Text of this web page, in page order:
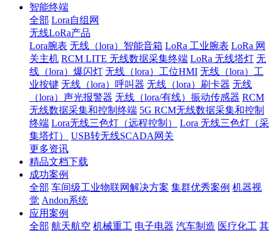
智能终端
全部 Lora自组网
无线LoRa产品
Lora腕表 无线（lora）智能音箱 LoRa 工业腕表 LoRa 网
关主机 RCM LITE 无线数据采集终端 LoRa 无线塔灯 无
线（lora）爆闪灯 无线（lora）工位HMI 无线（lora）工
业按键 无线（lora）呼叫器 无线（lora）刷卡器 无线
（lora）声光报警器 无线（lora/有线）振动传感器 RCM
无线数据采集和控制终端 5G RCM无线数据采集和控制
终端 Lora无线三色灯（远程控制）
Lora 无线三色灯（采
集塔灯）
USB转无线SCADA网关
更多资讯
精品文档下载
成功案例
全部 车间级工业物联网解决方案 集群优秀案例 机器视
觉 Andon系统
应用案例
全部 航天航空 机械重工 电子电器 汽车制造 医疗化工 其